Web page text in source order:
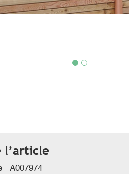
l’article
A007974